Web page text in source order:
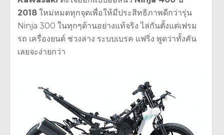
2018 ใหม่หมดทุกจุดเพื่อให้มีประสิทธิภาพดีกว่ารุ่น
Ninja 300 ในทุกๆด้านอย่างแท้จริง ไล่กันตั้งแต่เฟรม
รถ เครื่องยนต์ ช่วงล่าง ระบบเบรค แฟริ่ง พูดว่าทั้งคัน
เลยจะง่ายกว่า